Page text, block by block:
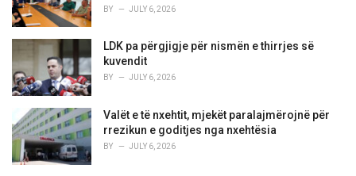
BY JULY 6, 2026
LDK pa përgjigje për nismën e thirrjes së
kuvendit
BY JULY 6, 2026
Valët e të nxehtit, mjekët paralajmërojnë për
rrezikun e goditjes nga nxehtësia
BY JULY 6, 2026